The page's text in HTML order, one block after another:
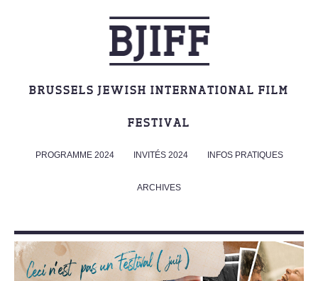
BRUSSELS JEWISH INTERNATIONAL FILM
FESTIVAL
PROGRAMME 2024 INVITÉS 2024 INFOS PRATIQUES
ARCHIVES